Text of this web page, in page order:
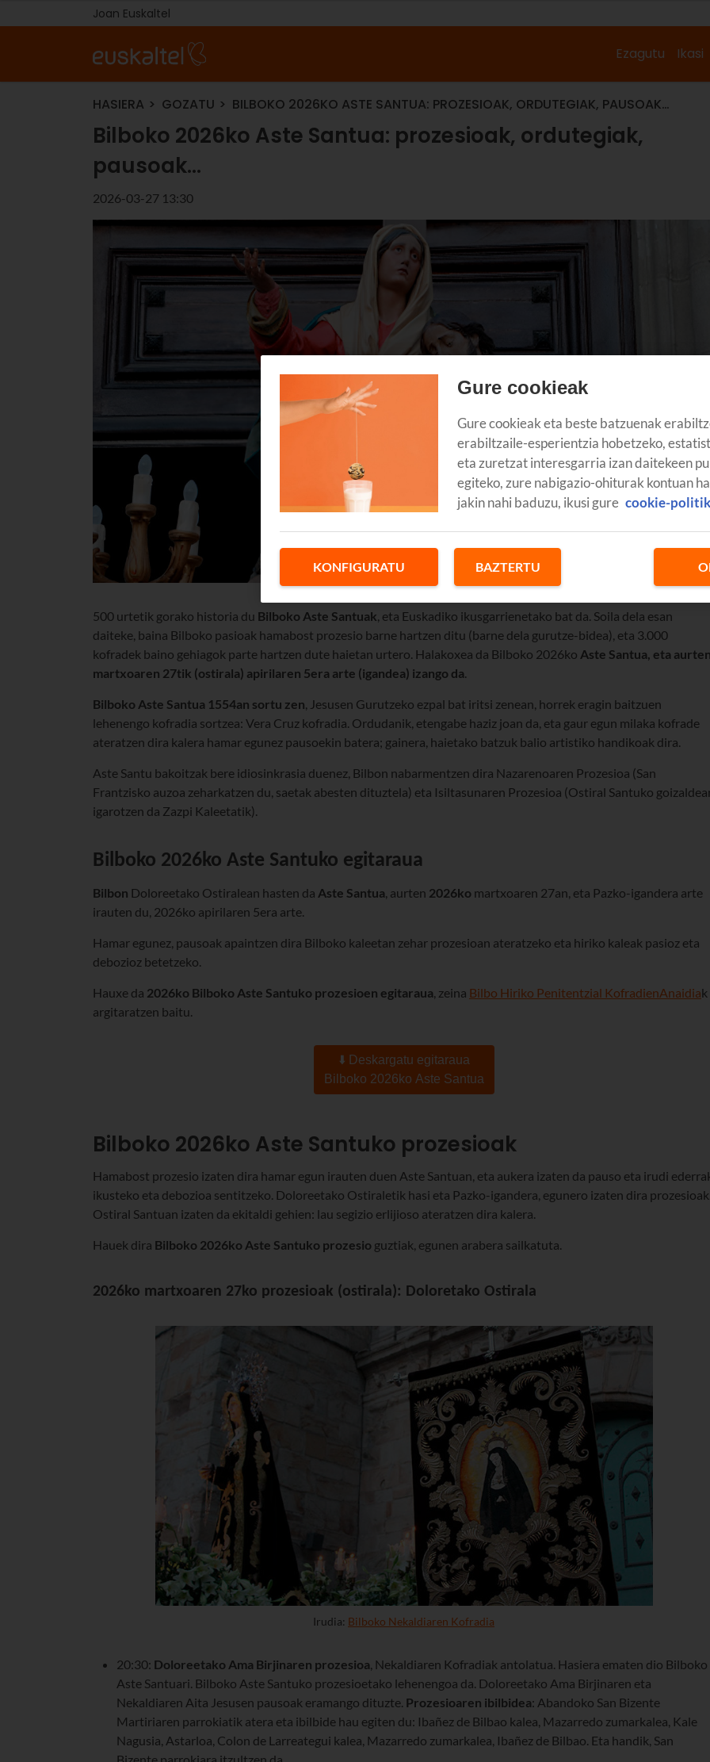
Joan Euskaltel
Ezagutu Ikasi
HASIERA GOZATU BILBOKO 2026KO ASTE SANTUA: PROZESIOAK, ORDUTEGIAK, PAUSOAK…
Bilboko 2026ko Aste Santua: prozesioak, ordutegiak,
pausoak…
2026-03-27 13:30
500 urtetik gorako historia du Bilboko Aste Santuak, eta Euskadiko ikusgarrienetako bat da. Soila dela esan
daiteke, baina Bilboko pasioak hamabost prozesio barne hartzen ditu (barne dela gurutze-bidea), eta 3.000
kofradek baino gehiagok parte hartzen dute haietan urtero. Halakoxea da Bilboko 2026ko Aste Santua, eta
martxoaren 27tik (ostirala) apirilaren 5era arte (igandea) izango da.
Bilboko Aste Santua 1554an sortu zen, Jesusen Gurutzeko ezpal bat iritsi zenean, horrek eragin baitzuen
lehenengo kofradia sortzea: Vera Cruz kofradia. Ordudanik, etengabe haziz joan da, eta gaur egun milaka kofrade
ateratzen dira kalera hamar egunez pausoekin batera; gainera, haietako batzuk balio artistiko handikoak dira.
Aste Santu bakoitzak bere idiosinkrasia duenez, Bilbon nabarmentzen dira Nazarenoaren Prozesioa (San
Frantzisko auzoa zeharkatzen du, saetak abesten dituztela) eta Isiltasunaren Prozesioa (Ostiral Santuko
igarotzen da Zazpi Kaleetatik).
Bilboko 2026ko Aste Santuko egitaraua
Bilbon Doloreetako Ostiralean hasten da Aste Santua, aurten 2026ko martxoaren 27an, eta Pazko-igandera arte
irauten du, 2026ko apirilaren 5era arte.
Hamar egunez, pausoak apaintzen dira Bilboko kaleetan zehar prozesioan ateratzeko eta hiriko kaleak pasioz eta
debozioz betetzeko.
Hauxe da 2026ko Bilboko Aste Santuko prozesioen egitaraua, zeina Bilbo Hiriko Penitentzial KofradienAnaidiak
argitaratzen baitu.
⬇️ Deskargatu egitaraua
Bilboko 2026ko Aste Santua
Bilboko 2026ko Aste Santuko prozesioak
Hamabost prozesio izaten dira hamar egun irauten duen Aste Santuan, eta aukera izaten da pauso eta irudi
ikusteko eta debozioa sentitzeko. Doloreetako Ostiraletik hasi eta Pazko-igandera, egunero izaten dira
Ostiral Santuan izaten da ekitaldi gehien: lau segizio erlijioso ateratzen dira kalera.
Hauek dira Bilboko 2026ko Aste Santuko prozesio guztiak, egunen arabera sailkatuta.
2026ko martxoaren 27ko prozesioak (ostirala): Doloretako Ostirala
Irudia: Bilboko Nekaldiaren Kofradia
20:30: Doloreetako Ama Birjinaren prozesioa, Nekaldiaren Kofradiak antolatua. Hasiera ematen dio Bilboko
Aste Santuari. Bilboko Aste Santuko prozesioetako lehenengoa da. Doloreetako Ama Birjinaren eta
Nekaldiaren Aita Jesusen pausoak eramango dituzte. Prozesioaren ibilbidea: Abandoko San Bizente
Martiriaren parrokiatik atera eta ibilbide hau egiten du: Ibañez de Bilbao kalea, Mazarredo zumarkalea, Kale
Nagusia, Astarloa, Colon de Larreategui kalea, Mazarredo zumarkalea, Ibañez de Bilbao. Eta handik, San
Gure cookieak
Gure cookieak eta beste batzuenak
erabiltzaile-esperientzia hobetzeko,
eta zuretzat interesgarria izan daitekeen
egiteko, zure nabigazio-ohiturak kontuan
jakin nahi baduzu, ikusi gure cookie-
KONFIGURATU BAZTERTU